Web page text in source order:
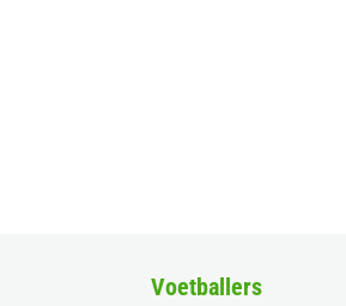
Voetballers